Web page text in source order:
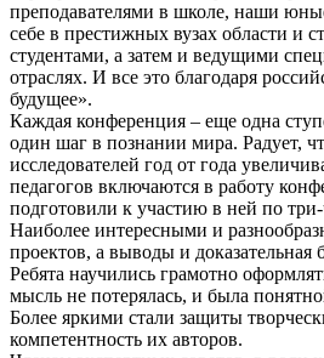
преподавателями в школе, наши
себе в престижных вузах области и
студентами, а затем и ведущими
отраслях. И все это благодаря
будущее».
Каждая конференция – еще одна
один шаг в познании мира. Радует,
исследователей год от года
педагогов включаются в работу
подготовили к участию в ней по
Наиболее интересными и
проектов, а выводы и доказательная
Ребята научились грамотно
мысль не потерялась, и была
Более яркими стали защиты
компетентность их авторов.